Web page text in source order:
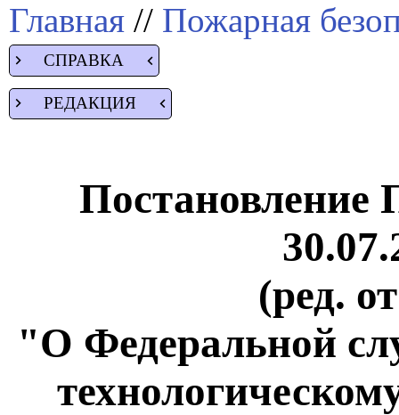
Главная // Пожарная
СПРАВКА
РЕДАКЦИЯ
Постановление
(ред.
"О Федеральной